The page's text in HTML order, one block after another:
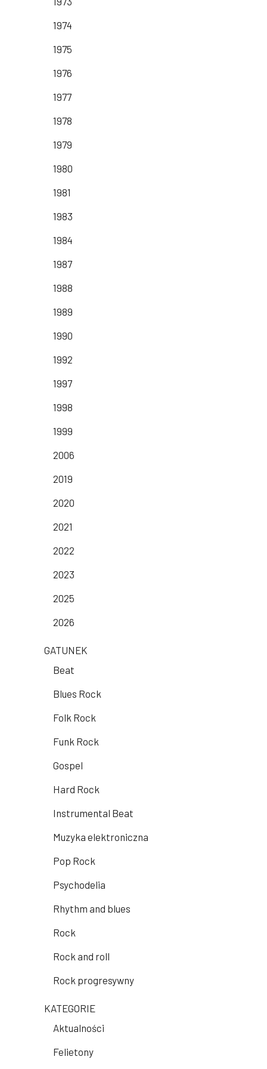
1974
1975
1976
1977
1978
1979
1980
1981
1983
1984
1987
1988
1989
1990
1992
1997
1998
1999
2006
2019
2020
2021
2022
2023
2025
2026
GATUNEK
Beat
Blues Rock
Folk Rock
Funk Rock
Gospel
Hard Rock
Instrumental Beat
Muzyka elektroniczna
Pop Rock
Psychodelia
Rhythm and blues
Rock
Rock and roll
Rock progresywny
KATEGORIE
Aktualności
Felietony